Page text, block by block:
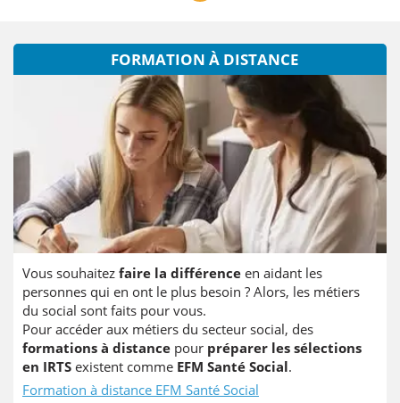
FORMATION À DISTANCE
Vous souhaitez faire la différence en aidant les
personnes qui en ont le plus besoin ? Alors, les métiers
du social sont faits pour vous.
Pour accéder aux métiers du secteur social, des
formations à distance pour préparer les sélections
en IRTS existent comme EFM Santé Social.
Formation à distance EFM Santé Social